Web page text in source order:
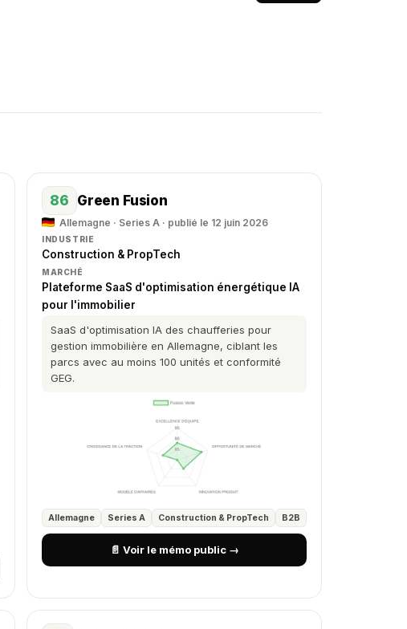
86 Green Fusion
Allemagne · Series A · publié le 12 juin 2026
INDUSTRIE
Construction & PropTech
MARCHÉ
Plateforme SaaS d'optimisation énergétique IA
pour l'immobilier
SaaS d'optimisation IA des chaufferies pour
gestion immobilière en Allemagne, ciblant les
parcs avec au moins 100 unités et conformité
GEG.
Allemagne Series A Construction & PropTech B2B
📄 Voir le mémo public →